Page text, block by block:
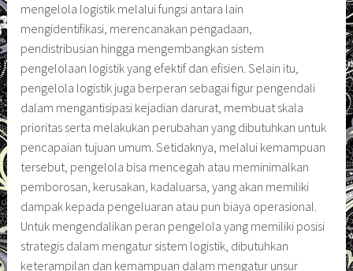
mengelola logistik melalui fungsi antara lain
mengidentifikasi, merencanakan pengadaan,
pendistribusian hingga mengembangkan sistem
pengelolaan logistik yang efektif dan efisien. Selain itu,
pengelola logistik juga berperan sebagai figur pengendali
dalam mengantisipasi kejadian darurat, membuat skala
prioritas serta melakukan perubahan yang dibutuhkan untuk
pencapaian tujuan umum. Setidaknya, melalui kemampuan
tersebut, pengelola bisa mencegah atau meminimalkan
pemborosan, kerusakan, kadaluarsa, yang akan memiliki
dampak kepada pengeluaran atau pun biaya operasional.
Untuk mengendalikan peran pengelola yang memiliki posisi
strategis dalam mengatur sistem logistik, dibutuhkan
keterampilan dan kemampuan dalam mengatur unsur